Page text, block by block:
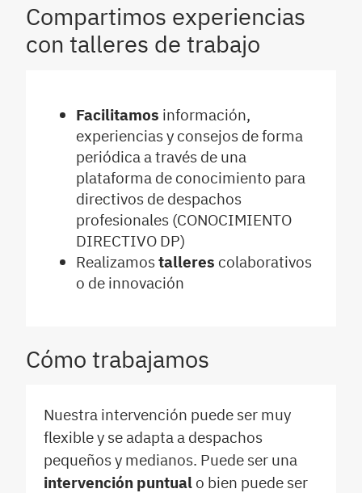
Compartimos experiencias
con talleres de trabajo
Facilitamos información,
experiencias y consejos de forma
periódica a través de una
plataforma de conocimiento para
directivos de despachos
profesionales (CONOCIMIENTO
DIRECTIVO DP)
Realizamostalleres colaborativos
o de innovación
Cómo trabajamos
Nuestra intervención puede ser muy
flexible y se adapta a despachos
pequeños y medianos. Puede ser una
intervención puntual o bien puede ser